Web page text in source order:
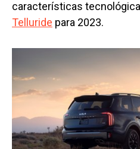
características
Telluride para 2023.